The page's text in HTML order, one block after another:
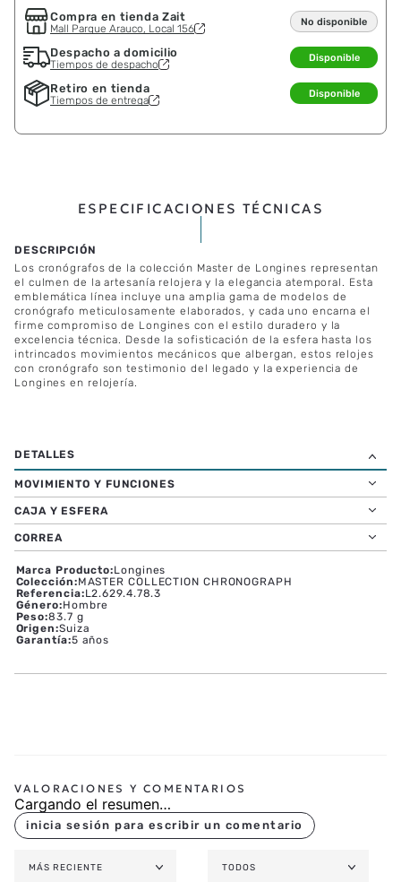
Compra en tienda Zait
Mall Parque Arauco, Local 156
No disponible
Despacho a domicilio
Tiempos de despacho
Disponible
Retiro en tienda
Tiempos de entrega
Disponible
ESPECIFICACIONES TÉCNICAS
Los cronógrafos de la colección Master de Longines representan
el culmen de la artesanía relojera y la elegancia atemporal. Esta
emblemática línea incluye una amplia gama de modelos de
cronógrafo meticulosamente elaborados, y cada uno encarna el
firme compromiso de Longines con el estilo duradero y la
excelencia técnica. Desde la sofisticación de la esfera hasta los
intrincados movimientos mecánicos que albergan, estos relojes
con cronógrafo son testimonio del legado y la experiencia de
Longines en relojería.
MOVIMIENTO Y FUNCIONES
CAJA Y ESFERA
CORREA
Marca Producto:Longines
Colección:MASTER COLLECTION CHRONOGRAPH
Referencia:L2.629.4.78.3
Género:Hombre
Peso:83.7 g
Origen:Suiza
Garantía:5 años
Cargando el resumen…
MÁS RECIENTE TODOS